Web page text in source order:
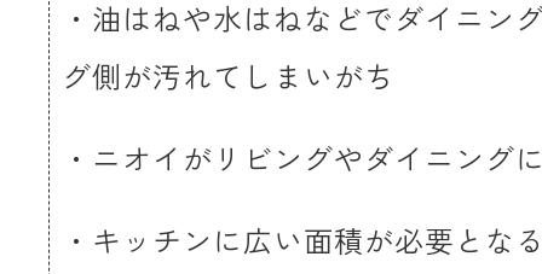
・油はねや水はねなどでダイニン
グ側が汚れてしまいがち
・ニオイがリビングやダイニング
・キッチンに広い面積が必要とな